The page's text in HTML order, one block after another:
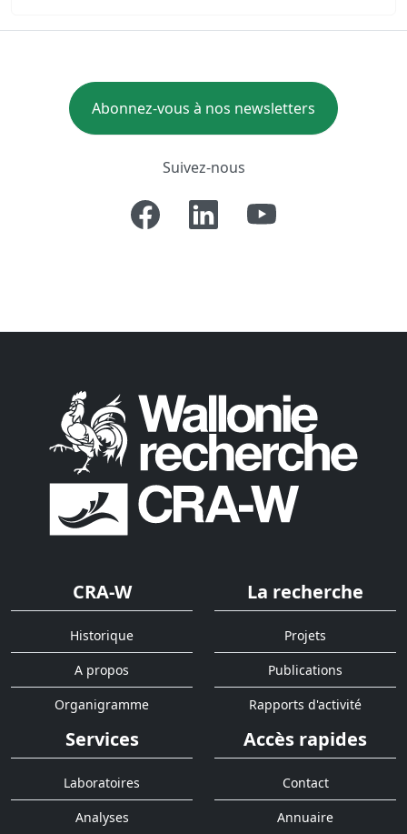
Abonnez-vous à nos newsletters
Suivez-nous
CRA-W
Historique
A propos
Organigramme
La recherche
Projets
Publications
Rapports d'activité
Services
Laboratoires
Analyses
Accès rapides
Contact
Annuaire